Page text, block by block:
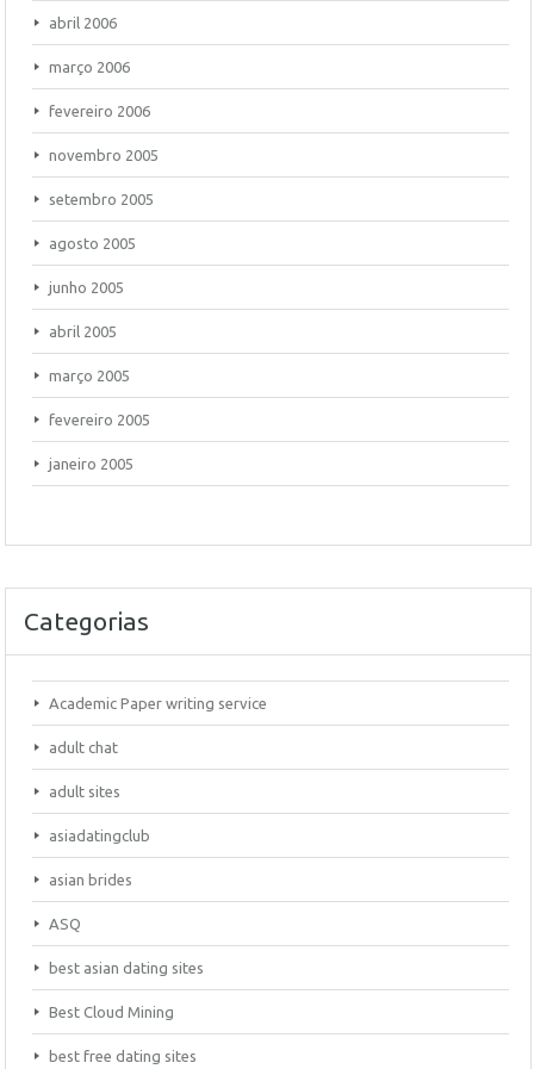
abril 2006
março 2006
fevereiro 2006
novembro 2005
setembro 2005
agosto 2005
junho 2005
abril 2005
março 2005
fevereiro 2005
janeiro 2005
Categorias
Academic Paper writing service
adult chat
adult sites
asiadatingclub
asian brides
ASQ
best asian dating sites
Best Cloud Mining
best free dating sites